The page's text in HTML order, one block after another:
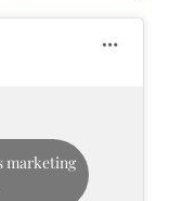
marketing